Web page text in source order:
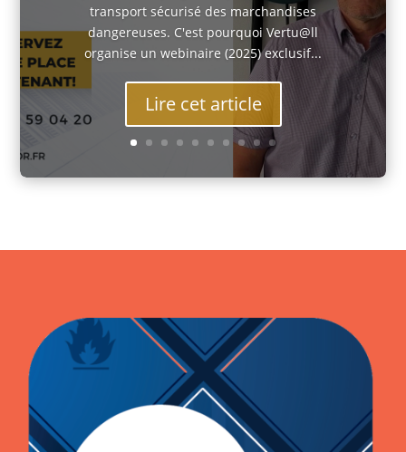
transport sécurisé des marchandises
dangereuses. C'est pourquoi Vertu@ll
organise un webinaire (2025) exclusif...
Lire cet article